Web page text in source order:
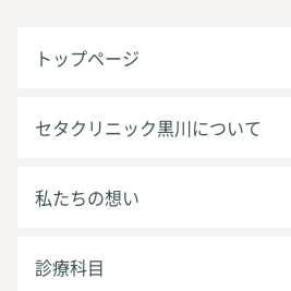
トップページ
セタクリニック黒川について
私たちの想い
診療科目